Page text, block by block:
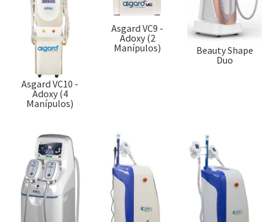
Asgard VC10 -
Adoxy (4
Manípulos)
Asgard VC9 -
Adoxy (2
Manípulos)
Beauty Shape
Duo